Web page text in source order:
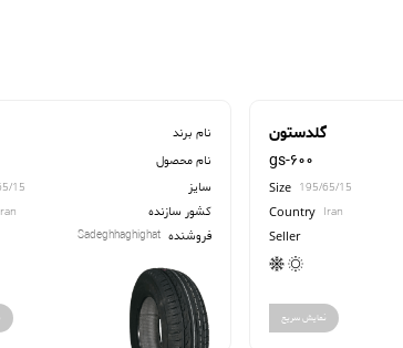
گلدستون
gs-600
Size 195/65/15
Country Iran
Seller
نمایش سریع
نام برند
نام محصول
سایز 15
کشور سازنده
فروشنده Sadeghhaghighat